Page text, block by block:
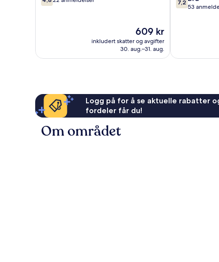
av
Prisen
er
609 kr
609 kr
inkludert skatter og avgifter
30. aug.–31. aug.
av
7,2
53
Logg på for å se aktuelle rabatter
fordeler får du!
Om området